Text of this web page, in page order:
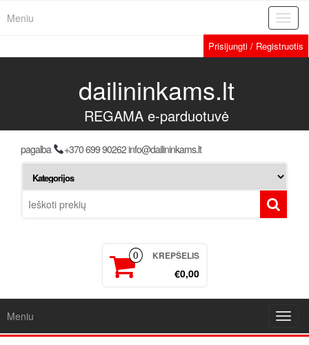
Meniu
Prisijungti / Registruotis
dailininkams.lt
REGAMA e-parduotuvė
pagalba +370 699 90262 info@dailininkams.lt
0 KREPŠELIS
€0,00
Meniu